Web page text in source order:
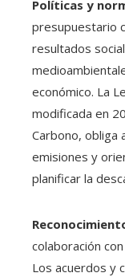
Políticas y
presupuestario
resultados
económico. La
modificada en
Carbono, obliga
emisiones y
planificar la
colaboración
Los acuerdos y